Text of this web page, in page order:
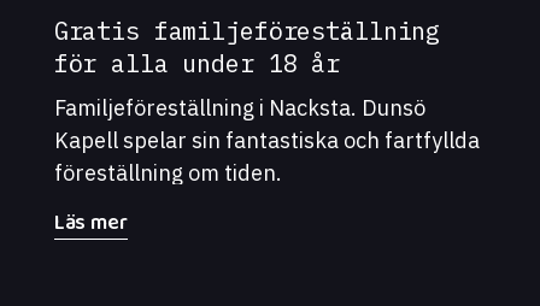
Gratis familjeföreställning
för alla under 18 år
Familjeföreställning i Nacksta. Dunsö
Kapell spelar sin fantastiska och fartfyllda
föreställning om tiden.
Läs mer